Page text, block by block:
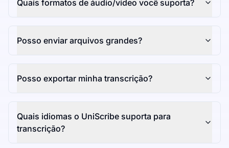
Quais formatos de áudio/vídeo você suporta?
Posso enviar arquivos grandes?
Posso exportar minha transcrição?
Quais idiomas o UniScribe suporta para
transcrição?